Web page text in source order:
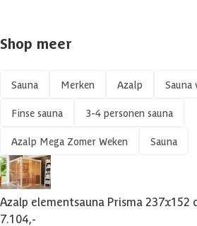
Shop meer
Sauna Merken Azalp Sauna
Finse sauna 3-4 personen sauna
Azalp Mega Zomer Weken Sauna
Azalp elementsauna Prisma 237x152
7.104,-